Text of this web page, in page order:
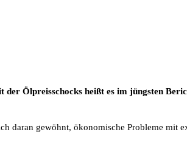
Ölpreisschocks heißt es im jüngsten
daran gewöhnt, ökonomische Probleme mit